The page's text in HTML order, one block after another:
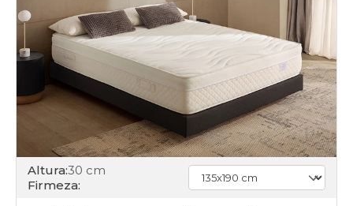
Altura:30 cm
Firmeza: